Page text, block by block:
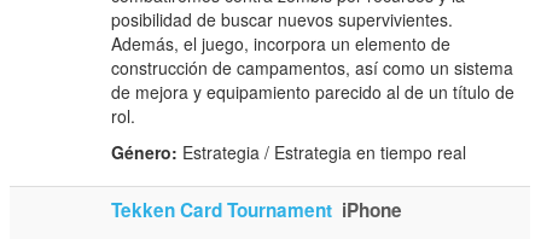
posibilidad de buscar nuevos supervivientes.
Además, el juego, incorpora un elemento de
construcción de campamentos, así como un sistema
de mejora y equipamiento parecido al de un título de
rol.
Género: Estrategia / Estrategia en tiempo real
Tekken Card Tournament iPhone